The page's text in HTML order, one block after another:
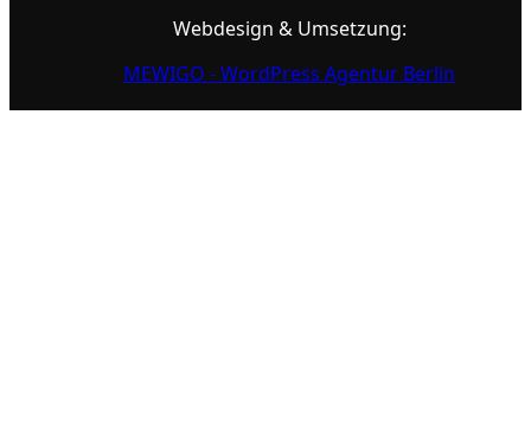
Webdesign & Umsetzung:
MEWIGO - WordPress Agentur Berlin